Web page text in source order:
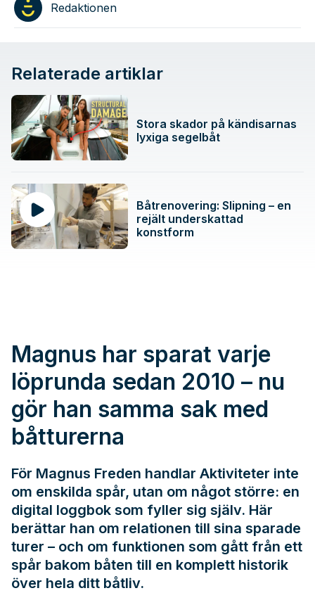
Redaktionen
Relaterade artiklar
Stora skador på kändisarnas
lyxiga segelbåt
Båtrenovering: Slipning – en
rejält underskattad
konstform
Magnus har sparat varje
löprunda sedan 2010 – nu
gör han samma sak med
båtturerna
För Magnus Freden handlar Aktiviteter inte
om enskilda spår, utan om något större: en
digital loggbok som fyller sig själv. Här
berättar han om relationen till sina sparade
turer – och om funktionen som gått från ett
spår bakom båten till en komplett historik
över hela ditt båtliv.